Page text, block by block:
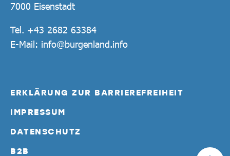
7000 Eisenstadt
Tel. +43 2682 63384
E-Mail: info@burgenland.info
ERKLÄRUNG ZUR BARRIEREFREIHEIT
IMPRESSUM
DATENSCHUTZ
B2B